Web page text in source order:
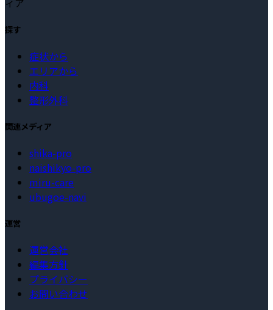
探す
症状から
エリアから
内科
整形外科
関連メディア
shika-pro
naishikyo-pro
miru-care
ubugoe-navi
運営
運営会社
編集方針
プライバシー
お問い合わせ